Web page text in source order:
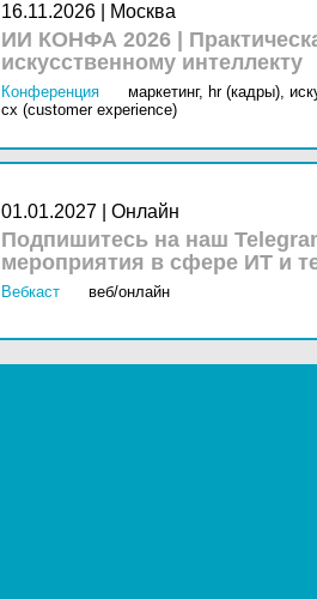
16.11.2026 | Москва
ИИ КОНФА 2026 |
искусственному интеллекту
Конференция маркетинг, hr (кадры),
cx (customer experience)
01.01.2027 | Онлайн
Подпишитесь на наш
мероприятия в сфере ИТ и
Вебкаст веб/онлайн